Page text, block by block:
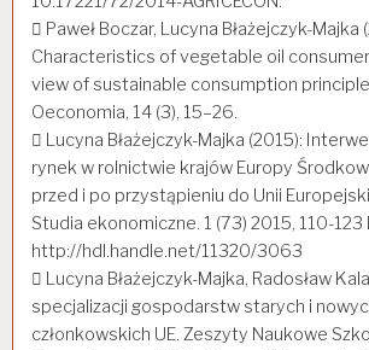
 Paweł Boczar, Lucyna Błażejczyk-Majka
Characteristics of vegetable oil
view of sustainable consumption
Oeconomia, 14 (3), 15–26.
 Lucyna Błażejczyk-Majka (2015):
rynek w rolnictwie krajów Europy
przed i po przystąpieniu do Unii
Studia ekonomiczne. 1 (73) 2015, 110-123
http://hdl.handle.net/11320/3063
 Lucyna Błażejczyk-Majka, Radosław
specjalizacji gospodarstw starych i
członkowskich UE. Zeszyty Naukowe